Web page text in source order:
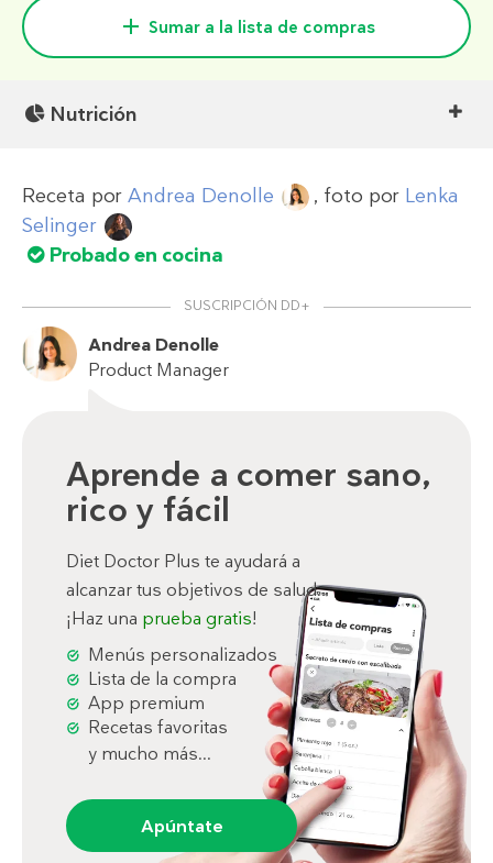
Sumar a la lista de compras
Nutrición
Receta por Andrea Denolle , foto por Lenka
Selinger
Probado en cocina
SUSCRIPCIÓN DD+
Andrea Denolle
Product Manager
Aprende a comer sano,
rico y fácil
Diet Doctor Plus te ayudará a
alcanzar tus objetivos de salud.
¡Haz una prueba gratis!
Menús personalizados
Lista de la compra
App premium
Recetas favoritas
y mucho más...
Apúntate